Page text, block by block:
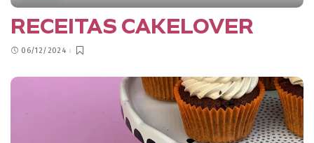
RECEITAS CAKELOVER
06/12/2024